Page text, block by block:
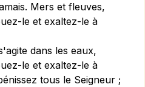
Mers et fleuves,
le et exaltez-le à
dans les eaux,
le et exaltez-le à
tous le Seigneur ;